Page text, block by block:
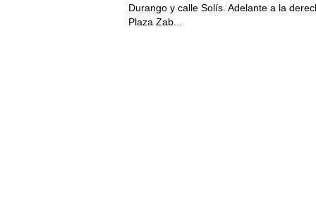
Durango y calle Solís. Adelante a la
Plaza Zab...